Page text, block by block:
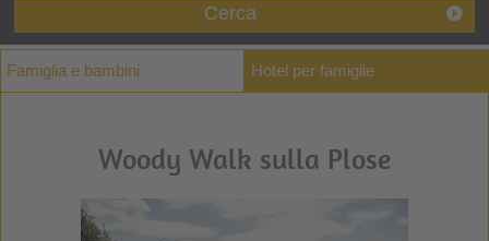
Cerca
Famiglia e bambini Hotel per famiglie
Woody Walk sulla Plose